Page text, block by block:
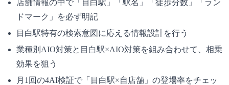
店舗情報の中で「目白駅」「駅名」「徒歩分数」「ラン
ドマーク」を必ず明記
目白駅特有の検索意図に応える情報設計を行う
業種別AIO対策と目白駅×AIO対策を組み合わせて、相乗
効果を狙う
月1回の4AI検証で「目白駅×自店舗」の登場率をチェッ